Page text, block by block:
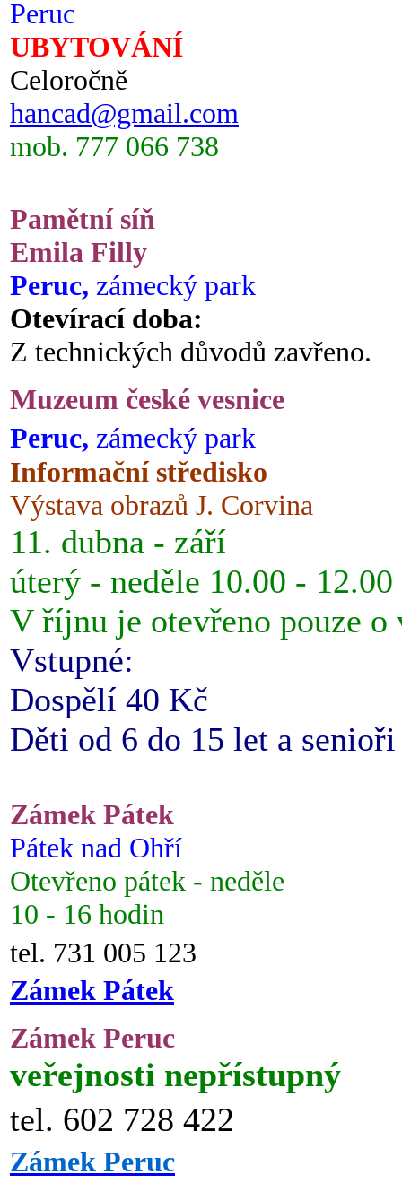
Peruc
UBYTOVÁNÍ
Celoročně
hancad@gmail.com
mob. 777 066 738
Pamětní síň
Emila Filly
Peruc, zámecký park
Otevírací doba:
Z technických důvodů zavřeno.
Muzeum české vesnice
Peruc, zámecký park
Informační středisko
Výstava obrazů J. Corvina
11. dubna - září
úterý - neděle 10.00 -
V říjnu je otevřeno pouze o
Vstupné:
Dospělí 40 Kč
Děti od 6 do 15 let a
Zámek Pátek
Pátek nad Ohří
Otevřeno pátek - neděle
10 - 16 hodin
tel. 731 005 123
Zámek Pátek
Zámek Peruc
veřejnosti nepřístupný
tel. 602 728 422
Zámek Peruc